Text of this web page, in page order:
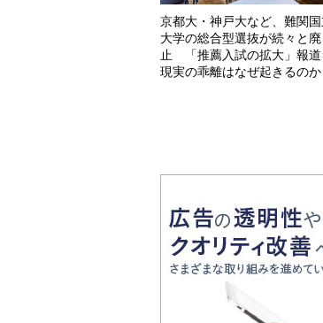
京都大・神戸大など、難関国
大学の総合型選抜が続々と廃
止 「推薦入試の拡大」報道
現実の乖離はなぜ起きるのか